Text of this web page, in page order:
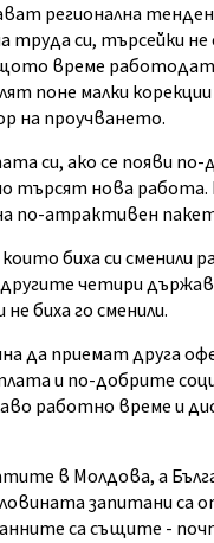
регионална
си, търсейки не
време
поне малки
на проучването.
си, ако се появи
търсят нова работа.
по-атрактивен
биха си
другите четири
биха го сменили.
да приемат друга
и по-добрите
работно време и
в Молдова, а
запитани са
са същите -